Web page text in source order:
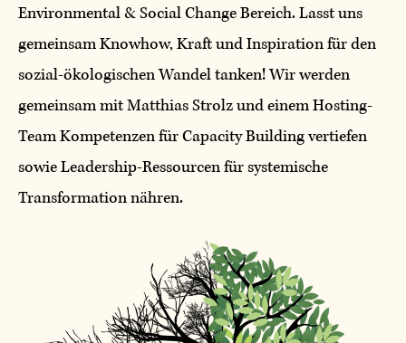
Environmental & Social Change Bereich. Lasst uns
gemeinsam Knowhow, Kraft und Inspiration für den
sozial-ökologischen Wandel tanken! Wir werden
gemeinsam mit Matthias Strolz und einem Hosting-
Team Kompetenzen für Capacity Building vertiefen
sowie Leadership-Ressourcen für systemische
Transformation nähren.